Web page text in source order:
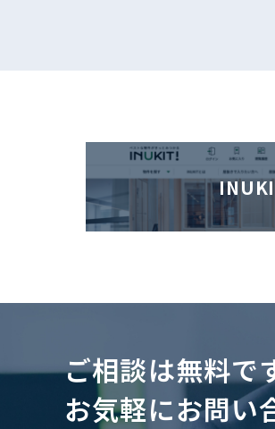
ご相談は無料で
お気軽にお問い